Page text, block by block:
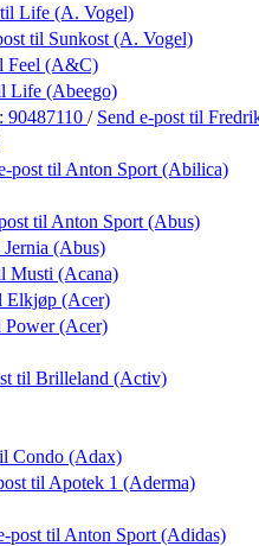
til Life (A. Vogel)
til Sunkost (A. Vogel)
Feel (A&C)
Life (Abeego)
90487110 / Send e-post til
post til Anton Sport (Abilica)
til Anton Sport (Abus)
(Abus)
Musti (Acana)
Elkjøp (Acer)
Power (Acer)
til Brilleland (Activ)
Condo (Adax)
til Apotek 1 (Aderma)
post til Anton Sport (Adidas)